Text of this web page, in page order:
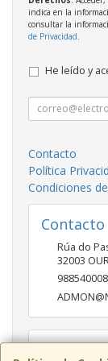
indica en la
consultar la
de Privacidad
He leído y
Contacto
Política
Condiciones
Contacto
Rúa do
32003
988540008
Horario